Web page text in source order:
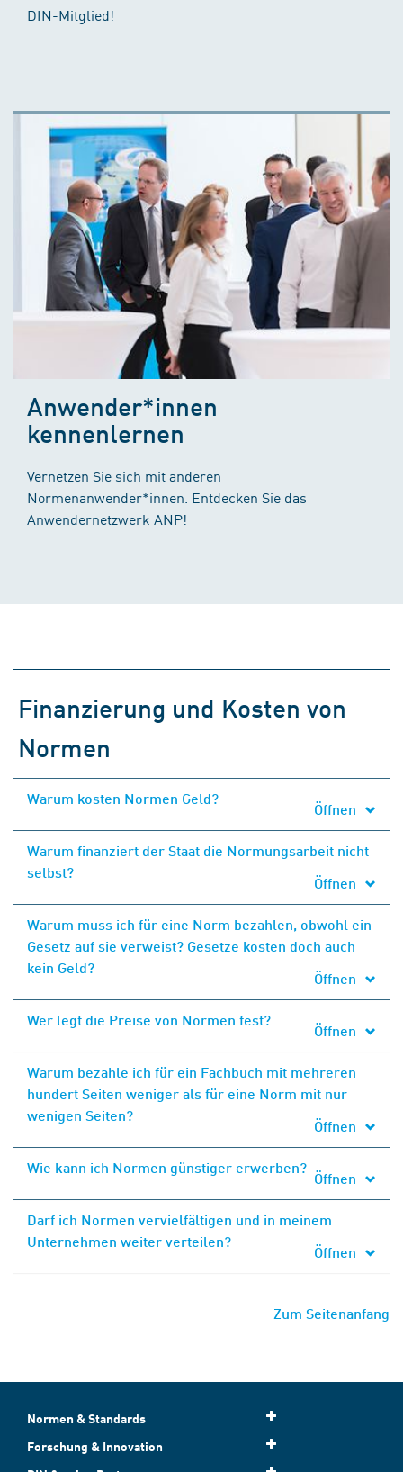
DIN-Mitglied!
Anwender*innen
kennenlernen
Vernetzen Sie sich mit anderen
Normenanwender*innen. Entdecken Sie das
Anwendernetzwerk ANP!
Finanzierung und Kosten von
Normen
Warum kosten Normen Geld?
Öffnen
Warum finanziert der Staat die Normungsarbeit nicht
selbst?
Öffnen
Warum muss ich für eine Norm bezahlen, obwohl ein
Gesetz auf sie verweist? Gesetze kosten doch auch
kein Geld?
Öffnen
Wer legt die Preise von Normen fest?
Öffnen
Warum bezahle ich für ein Fachbuch mit mehreren
hundert Seiten weniger als für eine Norm mit nur
wenigen Seiten?
Öffnen
Wie kann ich Normen günstiger erwerben?
Öffnen
Darf ich Normen vervielfältigen und in meinem
Unternehmen weiter verteilen?
Öffnen
Zum Seitenanfang
Normen & Standards
Forschung & Innovation